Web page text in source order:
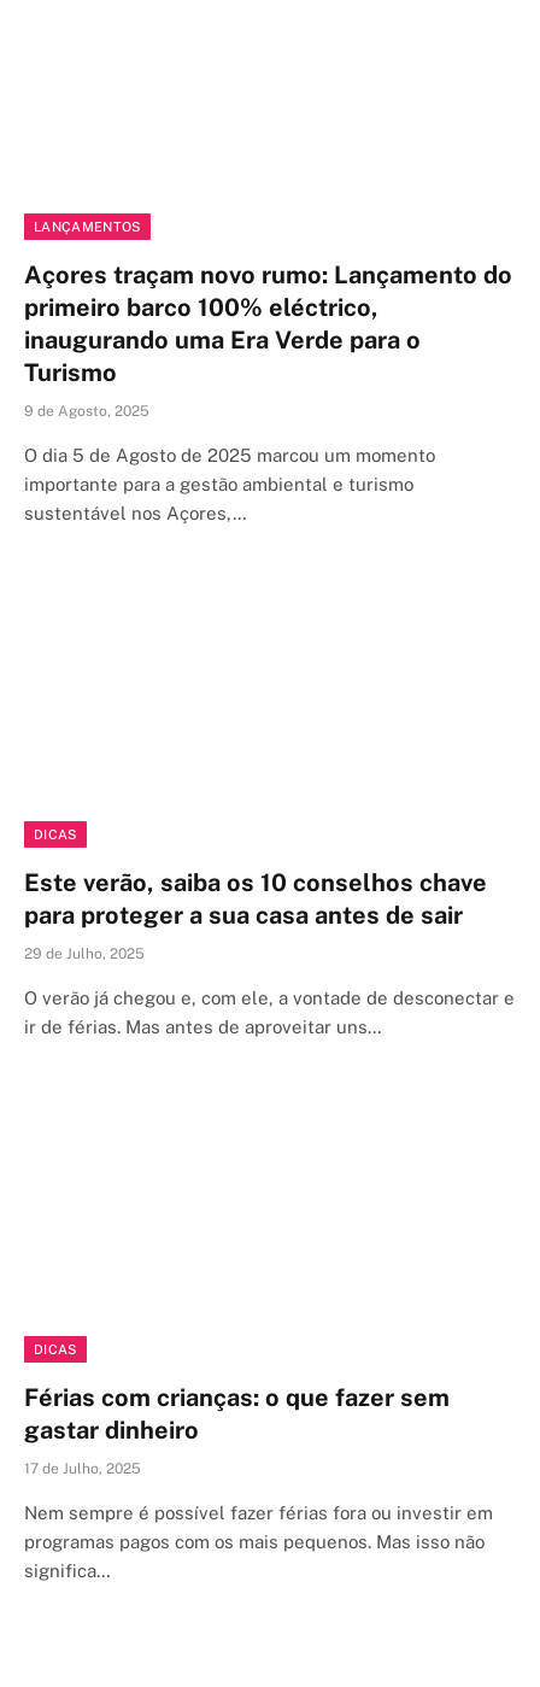
LANÇAMENTOS
Açores traçam novo rumo: Lançamento do
primeiro barco 100% eléctrico,
inaugurando uma Era Verde para o
Turismo
9 de Agosto, 2025
O dia 5 de Agosto de 2025 marcou um momento
importante para a gestão ambiental e turismo
sustentável nos Açores,…
DICAS
Este verão, saiba os 10 conselhos chave
para proteger a sua casa antes de sair
29 de Julho, 2025
O verão já chegou e, com ele, a vontade de desconectar e
ir de férias. Mas antes de aproveitar uns…
DICAS
Férias com crianças: o que fazer sem
gastar dinheiro
17 de Julho, 2025
Nem sempre é possível fazer férias fora ou investir em
programas pagos com os mais pequenos. Mas isso não
significa…